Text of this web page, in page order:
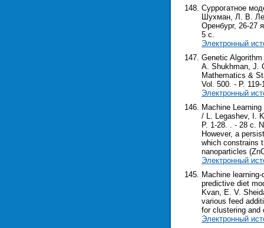
Суррогатное
Шухман, Л. В.
Оренбург, 26-27
5 с.
Электронный
Genetic
A. Shukhman, J.
Mathematics &
Vol. 500. - P.
Электронный
Machine
/ L. Legashev, I.
P. 1-28. . - 28 с.
However, a
which constrains
nanoparticles
Электронный
Machine
predictive diet
Kvan, E. V.
various feed
for clustering and
Электронный